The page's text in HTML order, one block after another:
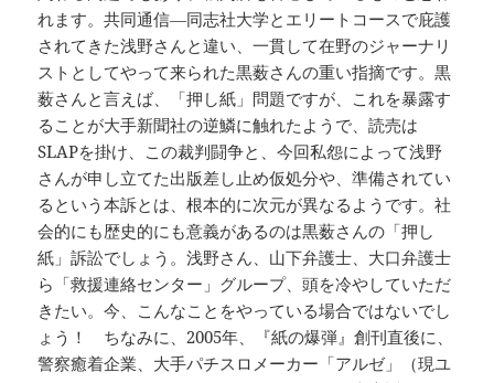
れます。共同通信―同志社大学とエリートコースで庇護
されてきた浅野さんと違い、一貫して在野のジャーナリ
ストとしてやって来られた黒薮さんの重い指摘です。黒
薮さんと言えば、「押し紙」問題ですが、これを暴露す
ることが大手新聞社の逆鱗に触れたようで、読売は
SLAPを掛け、この裁判闘争と、今回私怨によって浅野
さんが申し立てた出版差し止め仮処分や、準備されてい
るという本訴とは、根本的に次元が異なるようです。社
会的にも歴史的にも意義があるのは黒薮さんの「押し
紙」訴訟でしょう。浅野さん、山下弁護士、大口弁護士
ら「救援連絡センター」グループ、頭を冷やしていただ
きたい。今、こんなことをやっている場合ではないでし
ょう！ ちなみに、2005年、『紙の爆弾』創刊直後に、
警察癒着企業、大手パチスロメーカー「アルゼ」（現ユ